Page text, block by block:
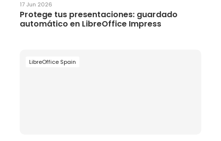
17 Jun 2026
Protege tus presentaciones: guardado
automático en LibreOffice Impress
LibreOffice Spain